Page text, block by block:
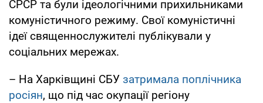
СРСР та були ідеологічними прихильниками
комуністичного режиму. Свої комуністичні
ідеї священнослужителі публікували у
соціальних мережах.
– На Харківщині СБУ затримала поплічника
росіян, що під час окупації регіону